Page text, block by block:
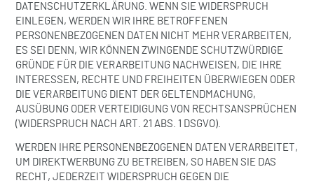
DATENSCHUTZERKLÄRUNG. WENN SIE WIDERSPRUCH
EINLEGEN, WERDEN WIR IHRE BETROFFENEN
PERSONENBEZOGENEN DATEN NICHT MEHR VERARBEITEN,
ES SEI DENN, WIR KÖNNEN ZWINGENDE SCHUTZWÜRDIGE
GRÜNDE FÜR DIE VERARBEITUNG NACHWEISEN, DIE IHRE
INTERESSEN, RECHTE UND FREIHEITEN ÜBERWIEGEN ODER
DIE VERARBEITUNG DIENT DER GELTENDMACHUNG,
AUSÜBUNG ODER VERTEIDIGUNG VON RECHTSANSPRÜCHEN
(WIDERSPRUCH NACH ART. 21 ABS. 1 DSGVO).
WERDEN IHRE PERSONENBEZOGENEN DATEN VERARBEITET,
UM DIREKTWERBUNG ZU BETREIBEN, SO HABEN SIE DAS
RECHT, JEDERZEIT WIDERSPRUCH GEGEN DIE